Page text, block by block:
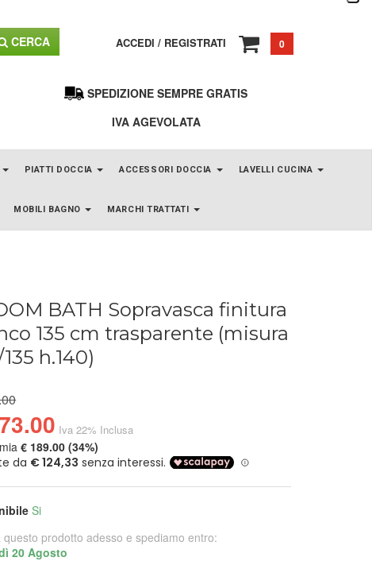
CERCA ACCEDI / REGISTRATI 0
SPEDIZIONE SEMPRE GRATIS
IVA AGEVOLATA
PIATTI DOCCIA ACCESSORI DOCCIA LAVELLI CUCINA
MOBILI BAGNO MARCHI TRATTATI
BATH Sopravasca finitura
135 cm trasparente (misura
h.140)
Iva 22% Inclusa
€ 189.00 (34%)
Si
questo prodotto adesso e spediamo entro:
20 Agosto